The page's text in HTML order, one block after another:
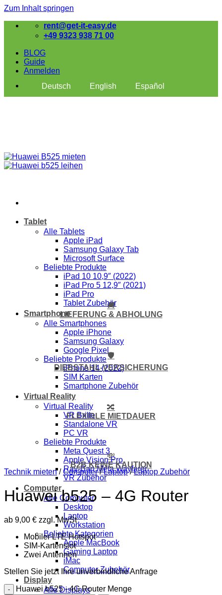
Zum Inhalt springen
rent@get-it-easy.de
+49 9323 938 71 00
BLOG
Guide
Anmelden
Deutsch
English Español
Tablet
Alle Tablets
Apple iPad
Samsung Galaxy Tab
Microsoft Surface
Beliebte Produkte
iPad 10 10,9″ (2022)
iPad Pro 5 12,9″ (2021)
iPad Pro
Tablet Zubehör
Smartphone
Alle Smartphones
Apple iPhone
Samsung Galaxy
Google Pixel
Beliebte Produkte
iPhone 14 (2022)
SIM Karten
Smartphone Zubehör
Virtual Reality
Virtual Reality
VR Brille
Standalone VR
PC VR
Beliebte Produkte
Meta Quest 3
Apple Vision Pro
Ray-Ban Meta Wayfarer
VR Zubehör
Computer
Alle Computer
Desktop
Laptop
Workstation
Beliebte Kategorien
Apple MacBook
Gaming Laptop
iMac
Computer Zubehör
Display
Alle Displays
🚚
LIEFERUNG & ABHOLUNG
🛡️
DIEBSTAHL-VERSICHERUNG
🔀
FLEXIBLE MIETDAUER
💸
B2B KEINE KAUTION
Technik mieten / Computer / Laptop / Laptop Zubehör
Huawei b525 – 4G Router
ab 9,00 € zzgl. MwSt
Mobiler LTE Hotspot
SIM-Kartenslot
Zwei Antennen
Stellen Sie jetzt Ihre unverbindliche Anfrage
Huawei b525 - 4G Router Menge